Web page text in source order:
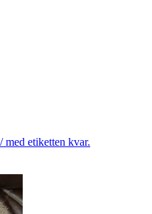
etiketten kvar.